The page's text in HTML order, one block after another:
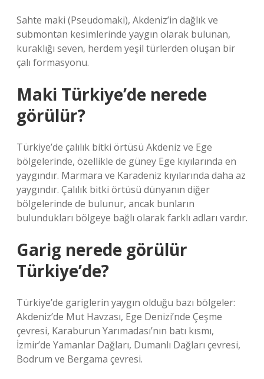
Sahte maki (Pseudomaki), Akdeniz’in dağlık ve
submontan kesimlerinde yaygın olarak bulunan,
kuraklığı seven, herdem yeşil türlerden oluşan bir
çalı formasyonu.
Maki Türkiye’de nerede
görülür?
Türkiye’de çalılık bitki örtüsü Akdeniz ve Ege
bölgelerinde, özellikle de güney Ege kıyılarında en
yaygındır. Marmara ve Karadeniz kıyılarında daha az
yaygındır. Çalılık bitki örtüsü dünyanın diğer
bölgelerinde de bulunur, ancak bunların
bulundukları bölgeye bağlı olarak farklı adları vardır.
Garig nerede görülür
Türkiye’de?
Türkiye’de gariglerin yaygın olduğu bazı bölgeler:
Akdeniz’de Mut Havzası, Ege Denizi’nde Çeşme
çevresi, Karaburun Yarımadası’nın batı kısmı,
İzmir’de Yamanlar Dağları, Dumanlı Dağları çevresi,
Bodrum ve Bergama çevresi.